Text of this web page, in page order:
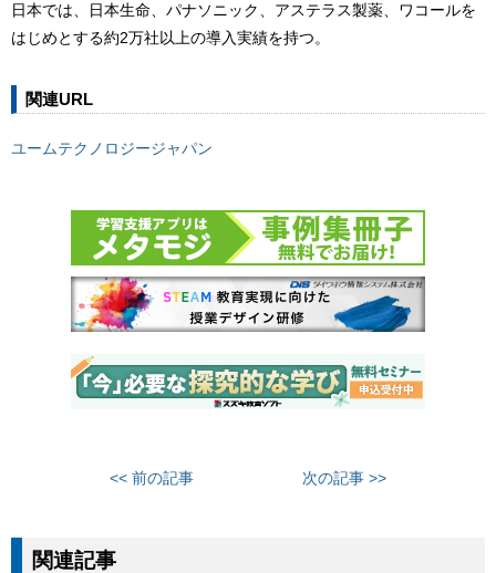
日本では、日本生命、パナソニック、アステラス製薬、ワコールを
はじめとする約2万社以上の導入実績を持つ。
関連URL
ユームテクノロジージャパン
<< 前の記事 次の記事 >>
関連記事